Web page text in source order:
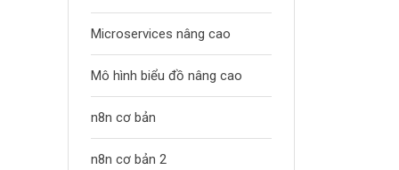
Microservices nâng cao
Mô hình biểu đồ nâng cao
n8n cơ bản
n8n cơ bản 2